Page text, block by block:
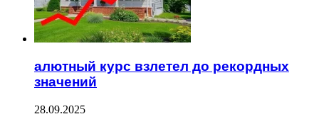
алютный курс взлетел до рекордных
значений
28.09.2025